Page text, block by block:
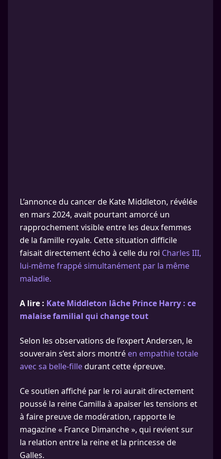
L’annonce du cancer de Kate Middleton, révélée
en mars 2024, avait pourtant amorcé un
rapprochement visible entre les deux femmes
de la famille royale. Cette situation difficile
faisait directement écho à celle du roi Charles III,
lui-même frappé simultanément par la même
maladie.
A lire : Kate Middleton lâche Prince Harry : ce
malaise familial qui change tout
Selon les observations de l’expert Andersen, le
souverain s’est alors montré en empathie totale
avec sa belle-filledurant cette épreuve.
Ce soutien affiché par le roi aurait directement
poussé la reine Camilla à apaiser les tensions et
à faire preuve de modération, rapporte le
magazine « France Dimanche », qui revient sur
la relation entre la reine et la princesse de
Galles.